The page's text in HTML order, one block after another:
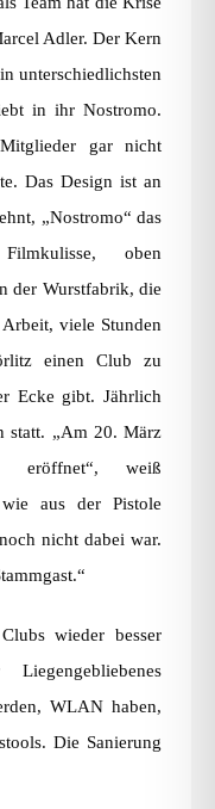
Adler. Der Kern
unterschiedlichsten
in ihr Nostromo.
gar nicht
Das Design ist an
„Nostromo“ das
oben
der Wurstfabrik, die
viele Stunden
einen Club zu
Ecke gibt. Jährlich
statt. „Am 20. März
eröffnet“, weiß
aus der Pistole
nicht dabei war.
wieder besser
WLAN haben,
Die Sanierung